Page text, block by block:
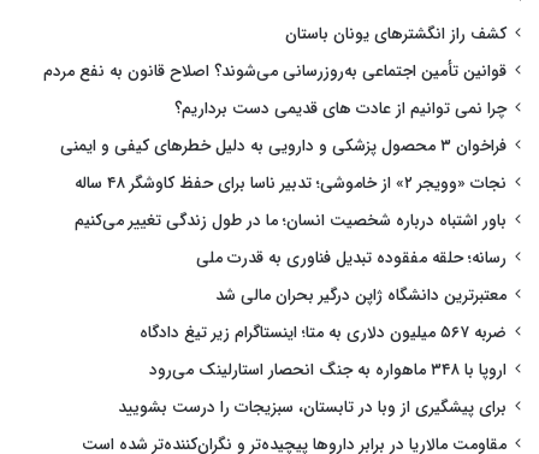
کشف راز انگشترهای یونان باستان
قوانین تأمین اجتماعی به‌روزرسانی می‌شوند؟ اصلاح قانون به نفع مردم
چرا نمی توانیم از عادت های قدیمی دست برداریم؟
فراخوان ۳ محصول پزشکی و دارویی به دلیل خطرهای کیفی و ایمنی
نجات «وویجر ۲» از خاموشی؛ تدبیر ناسا برای حفظ کاوشگر ۴۸ ساله
باور اشتباه درباره شخصیت انسان؛ ما در طول زندگی تغییر می‌کنیم
رسانه؛ حلقه مفقوده تبدیل فناوری به قدرت ملی
معتبرترین دانشگاه ژاپن درگیر بحران مالی شد
ضربه ۵۶۷ میلیون دلاری به متا؛ اینستاگرام زیر تیغ دادگاه
اروپا با ۳۴۸ ماهواره به جنگ انحصار استارلینک می‌رود
برای پیشگیری از وبا در تابستان، سبزیجات را درست بشویید
مقاومت مالاریا در برابر داروها پیچیده‌تر و نگران‌کننده‌تر شده است